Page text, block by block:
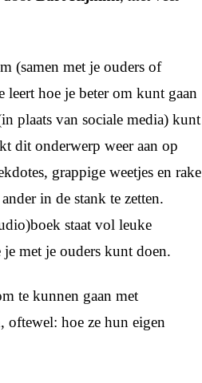
(samen met je ouders of
hoe je beter om kunt gaan
plaats van sociale media) kunt
dit onderwerp weer aan op
grappige weetjes en rake
in de stank te zetten.
staat vol leuke
met je ouders kunt doen.
te kunnen gaan met
oftewel: hoe ze hun eigen